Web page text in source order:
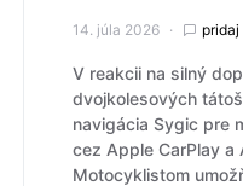
14. júla 2026
V reakcii na silný
dvojkolesových
navigácia Sygic pre
cez Apple CarPlay a
Motocyklistom